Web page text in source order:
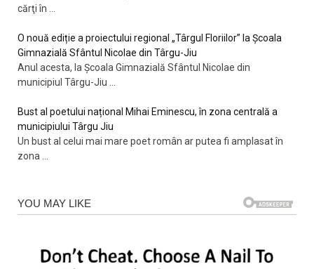
cărţi în
O nouă ediție a proiectului regional „Târgul Floriilor” la Școala
Gimnazială Sfântul Nicolae din Târgu-Jiu
Anul acesta, la Școala Gimnazială Sfântul Nicolae din
municipiul Târgu-Jiu
Bust al poetului național Mihai Eminescu, în zona centrală a
municipiului Târgu Jiu
Un bust al celui mai mare poet român ar putea fi amplasat în
zona